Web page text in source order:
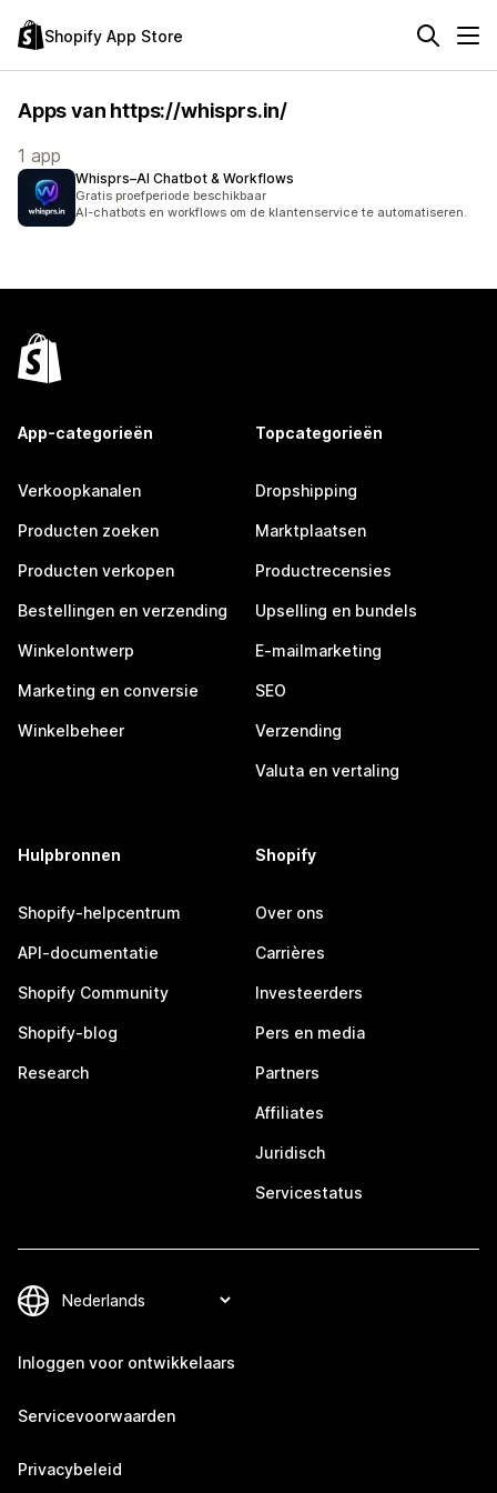
Shopify App Store
Apps van https://whisprs.in/
1 app
Whisprs–AI Chatbot & Workflows
Gratis proefperiode beschikbaar
AI-chatbots en workflows om de klantenservice te automatiseren.
App-categorieën
Verkoopkanalen
Producten zoeken
Producten verkopen
Bestellingen en verzending
Winkelontwerp
Marketing en conversie
Winkelbeheer
Topcategorieën
Dropshipping
Marktplaatsen
Productrecensies
Upselling en bundels
E-mailmarketing
SEO
Verzending
Valuta en vertaling
Hulpbronnen
Shopify-helpcentrum
API-documentatie
Shopify Community
Shopify-blog
Research
Shopify
Over ons
Carrières
Investeerders
Pers en media
Partners
Affiliates
Juridisch
Servicestatus
Inloggen voor ontwikkelaars
Servicevoorwaarden
Privacybeleid